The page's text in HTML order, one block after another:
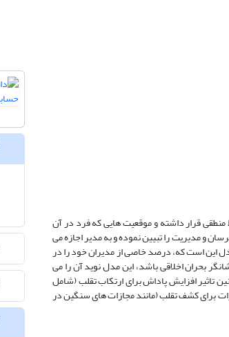
قرار داشته و موقعیت هایی که فرد در آن
و مدیریت را تبیین نموده و به مدیر اجازه می
این است که، درصد خاصی از مدیران خود را در
بحران اخلاقی باشد، این مدل نوید آن را می
تاثیر افزایش پاداش برای ارتکاب تقلب (شامل
برای کشف تقلب (مانند مجازات های سنگین در